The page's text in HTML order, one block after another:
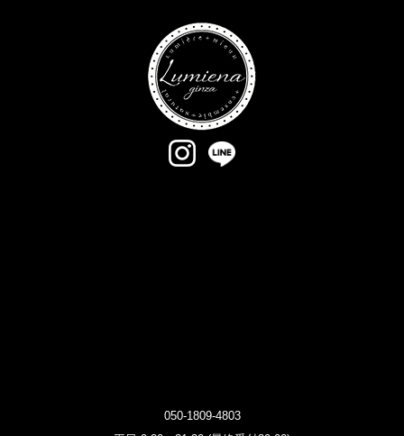
050-1809-4803